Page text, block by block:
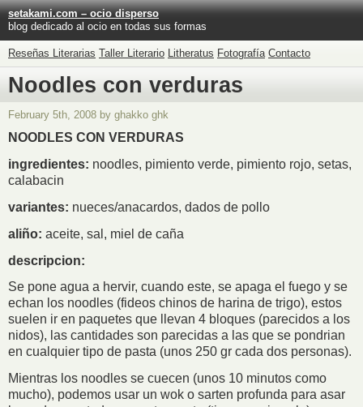
setakami.com – ocio disperso
blog dedicado al ocio en todas sus formas
Reseñas Literarias Taller Literario Litheratus Fotografía Contacto
Noodles con verduras
February 5th, 2008 by ghakko ghk
NOODLES CON VERDURAS
ingredientes: noodles, pimiento verde, pimiento rojo, setas,
calabacin
variantes: nueces/anacardos, dados de pollo
aliño: aceite, sal, miel de caña
descripcion:
Se pone agua a hervir, cuando este, se apaga el fuego y se
echan los noodles (fideos chinos de harina de trigo), estos
suelen ir en paquetes que llevan 4 bloques (parecidos a los
nidos), las cantidades son parecidas a las que se pondrian
en cualquier tipo de pasta (unos 250 gr cada dos personas).
Mientras los noodles se cuecen (unos 10 minutos como
mucho), podemos usar un wok o sarten profunda para asar